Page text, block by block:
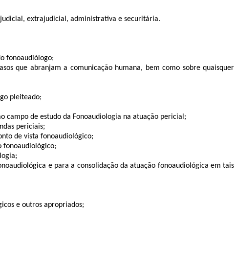
extrajudicial, administrativa e securitária.
fonoaudiólogo;
que abranjam a comunicação humana, bem como sobre quaisquer
pleiteado;
campo de estudo da Fonoaudiologia na atuação pericial;
periciais;
de vista fonoaudiológico;
fonoaudiológico;
e para a consolidação da atuação fonoaudiológica em tais
e outros apropriados;